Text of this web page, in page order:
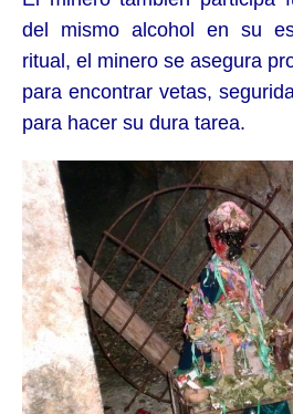
del mismo alcohol en su
ritual, el minero se asegura
para encontrar vetas,
para hacer su dura tarea.